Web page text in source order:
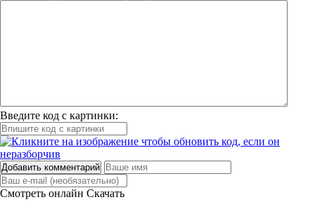
Введите код с картинки:
Добавить комментарий
Смотреть онлайн Скачать